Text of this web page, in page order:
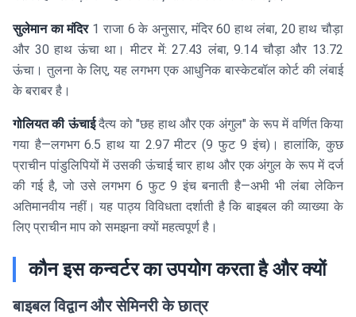
सुलेमान का मंदिर1 राजा 6 के अनुसार, मंदिर 60 हाथ लंबा, 20 हाथ चौड़ा
और 30 हाथ ऊंचा था। मीटर में: 27.43 लंबा, 9.14 चौड़ा और 13.72
ऊंचा। तुलना के लिए, यह लगभग एक आधुनिक बास्केटबॉल कोर्ट की लंबाई
के बराबर है।
गोलियत की ऊंचाईदैत्य को "छह हाथ और एक अंगुल" के रूप में वर्णित किया
गया है—लगभग 6.5 हाथ या 2.97 मीटर (9 फुट 9 इंच)। हालांकि, कुछ
प्राचीन पांडुलिपियों में उसकी ऊंचाई चार हाथ और एक अंगुल के रूप में दर्ज
की गई है, जो उसे लगभग 6 फुट 9 इंच बनाती है—अभी भी लंबा लेकिन
अतिमानवीय नहीं। यह पाठ्य विविधता दर्शाती है कि बाइबल की व्याख्या के
लिए प्राचीन माप को समझना क्यों महत्वपूर्ण है।
कौन इस कन्वर्टर का उपयोग करता है और क्यों
बाइबल विद्वान और सेमिनरी के छात्र